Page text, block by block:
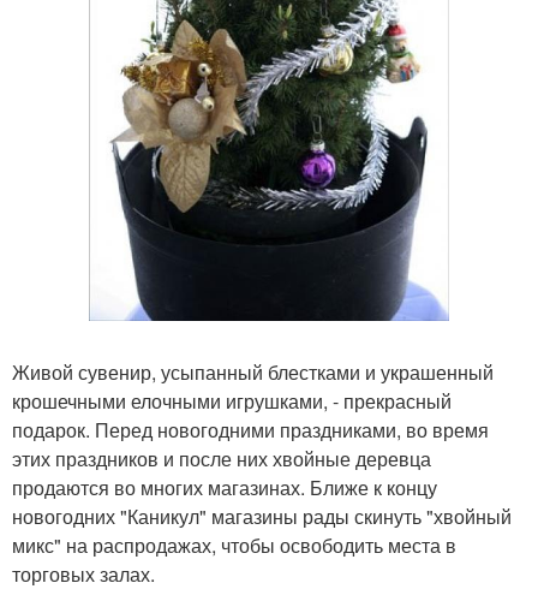
Живой сувенир, усыпанный блестками и украшенный
крошечными елочными игрушками, - прекрасный
подарок. Перед новогодними праздниками, во время
этих праздников и после них хвойные деревца
продаются во многих магазинах. Ближе к концу
новогодних "Каникул" магазины рады скинуть "хвойный
микс" на распродажах, чтобы освободить места в
торговых залах.